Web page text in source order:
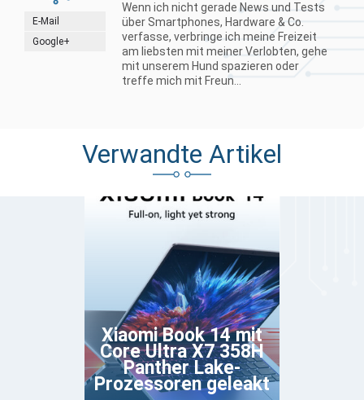
E-Mail
Google+
Wenn ich nicht gerade News und Tests
über Smartphones, Hardware & Co.
verfasse, verbringe ich meine Freizeit
am liebsten mit meiner Verlobten, gehe
mit unserem Hund spazieren oder
treffe mich mit Freun...
Verwandte Artikel
Xiaomi Book 14 mit
Core Ultra X7 358H
Panther Lake-
Prozessoren geleakt